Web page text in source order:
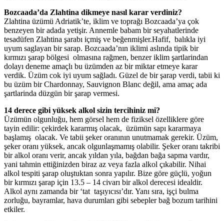
Bozcaada’da Zlahtina dikmeye nasıl karar verdiniz?
Zlahtina üzümü Adriatik’te, iklim ve toprağı Bozcaada’ya çok
benzeyen bir adada yetişir. Annemle babam bir seyahatlerinde
tesadüfen Zlahtina şarabı içmiş ve beğenmişler.Hafif, balıkla iyi
uyum saglayan bir sarap. Bozcaada’nın iklimi aslında tipik bir
kırmızı şarap bölgesi olmasına rağmen, benzer iklim şartlarindan
dolayı deneme amaçlı bu üzümden az bir miktar etmeye karar
verdik. Üzüm cok iyi uyum sağladı. Güzel de bir şarap verdi, tabii ki
bu üzüm bir Chardonnay, Sauvignon Blanc değil, ama amaç ada
şartlarinda düzgün bir şarap vermesi.
14 derece gibi yüksek alkol sizin tercihiniz mi?
Üzümün olgunluğu, hem görsel hem de fiziksel özelliklere göre
tayin edilir: çekirdek kararmış olacak, üzümün sapı kararmaya
başlamış olacak. Ve tabii şeker oranının unutmamak gerekir. Üzüm,
şeker oranı yüksek, ancak olgunlaşmamış olabilir. Şeker oranı takribi
bir alkol oranı verir, ancak yıldan yıla, bağdan bağa sapma vardır,
yani tahmin ettiğinizden biraz az veya fazla alkol çıkabilir. Nihai
alkol tespiti şarap oluştuktan sonra yapılır. Bize göre güçlü, yoğun
bir kırmızı şarap için 13.5 – 14 civarı bir alkol derecesi idealdir.
Alkol aynı zamanda bir ‘tat taşıyıcısı’dır. Yanı sıra, işçi bulma
zorluğu, bayramlar, hava durumları gibi sebepler bağ bozum tarihini
etkiler.